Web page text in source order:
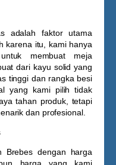
adalah faktor utama
karena itu, kami hanya
membuat meja
dari kayu solid yang
tinggi dan rangka besi
yang kami pilih tidak
tahan produk, tetapi
dan profesional.
Brebes dengan harga